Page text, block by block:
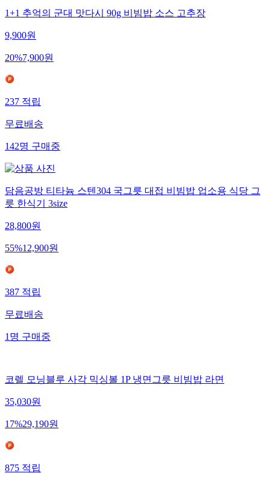
1+1 추억의 군대 맛다시 90g 비빔밥 소스 고추장
9,900원
20%7,900원
237적립
무료배송
142명구매중
담음공방 티타늄 스텐304 국그릇 대접 비빔밥 업소용 식당 그
릇 한식기 3size
28,800원
55%12,900원
387적립
무료배송
1명구매중
코렐 모닝블루 사각 믹싱볼 1P 냉면그릇 비빔밥 라면
35,030원
17%29,190원
875적립